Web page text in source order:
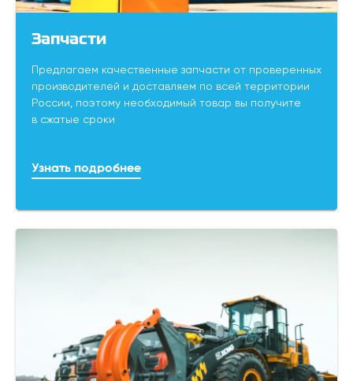
Запчасти
Предлагаем качественные запчасти от проверенных
производителей и доставляем по всей территории
России, поэтому необходимый товар вы получите
в сжатые сроки
Узнать подробнее